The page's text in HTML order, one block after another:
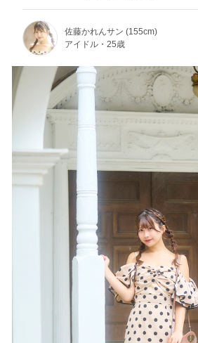
佐藤かれんサン (155cm)
アイドル・25歳